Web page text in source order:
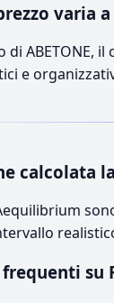
varia a
di ABETONE,
e
calcolata
su